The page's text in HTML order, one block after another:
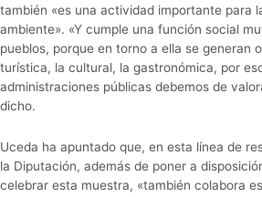
también «es una actividad importante para
ambiente». «Y cumple una función social
pueblos, porque en torno a ella se generan
turística, la cultural, la gastronómica, por
administraciones públicas debemos de
dicho.
Uceda ha apuntado que, en esta línea de
la Diputación, además de poner a
celebrar esta muestra, «también colabora